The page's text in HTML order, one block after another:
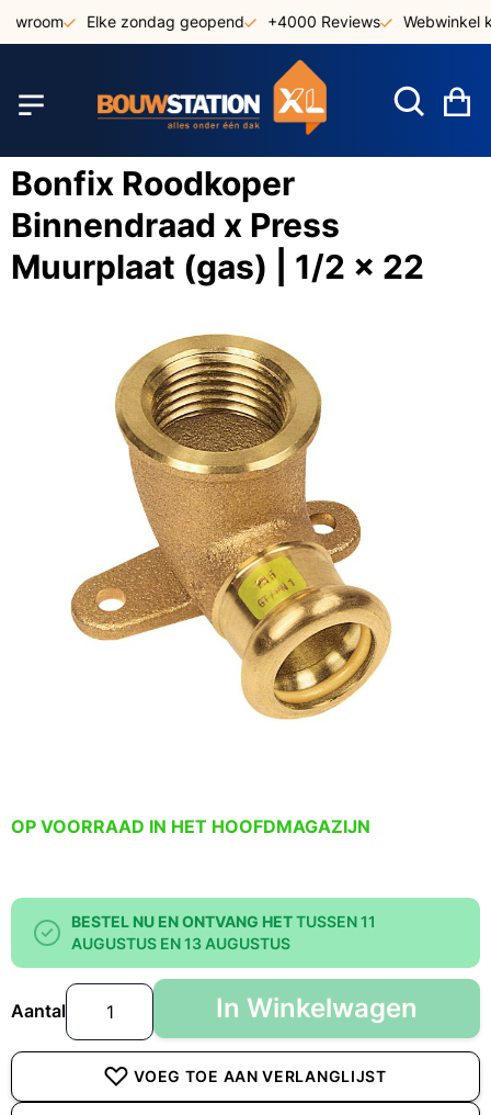
naar
Elke zondag geopend +4000 Reviews Webwinkel
Bonfix Roodkoper
Binnendraad x Press
Muurplaat (gas) | 1/2 x 22
OP VOORRAAD IN HET HOOFDMAGAZIJN
BESTEL NU EN ONTVANG HETTUSSEN 11
AUGUSTUS EN 13 AUGUSTUS
Aantal In Winkelwagen
VOEG TOE AAN VERLANGLIJST